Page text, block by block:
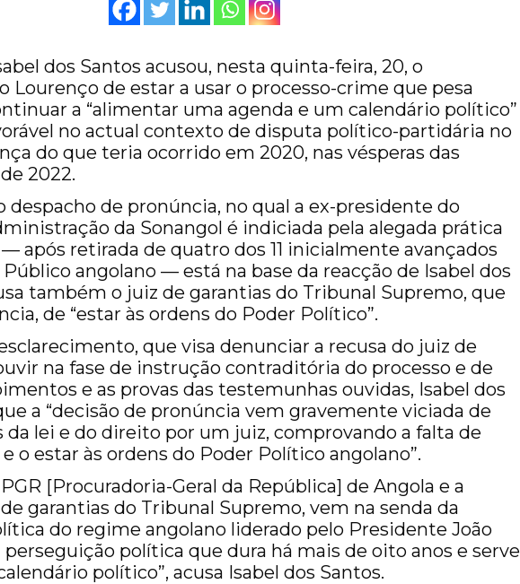
dos Santos acusou, nesta quinta-feira, 20, o
Lourenço de estar a usar o processo-crime que pesa
a “alimentar uma agenda e um calendário político”
no actual contexto de disputa político-partidária no
do que teria ocorrido em 2020, nas vésperas das
2022.
despacho de pronúncia, no qual a ex-presidente do
da Sonangol é indiciada pela alegada prática
após retirada de quatro dos 11 inicialmente avançados
angolano — está na base da reacção de Isabel dos
também o juiz de garantias do Tribunal Supremo, que
de “estar às ordens do Poder Político”.
que visa denunciar a recusa do juiz de
na fase de instrução contraditória do processo e de
e as provas das testemunhas ouvidas, Isabel dos
a “decisão de pronúncia vem gravemente viciada de
da lei e do direito por um juiz, comprovando a falta de
o estar às ordens do Poder Político angolano”.
PGR [Procuradoria-Geral da República] de Angola e a
garantias do Tribunal Supremo, vem na senda da
do regime angolano liderado pelo Presidente João
perseguição política que dura há mais de oito anos e serve
político”, acusa Isabel dos Santos.